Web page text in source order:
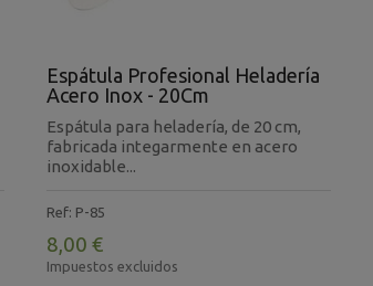
Espátula Profesional Heladería
Acero Inox - 20Cm
Espátula para heladería, de 20 cm,
fabricada integarmente en acero
inoxidable...
Ref: P-85
8,00 €
Impuestos excluidos